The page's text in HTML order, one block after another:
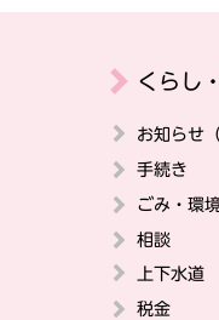
くらし
お知らせ
手続き
ごみ・環
相談
上下水道
税金